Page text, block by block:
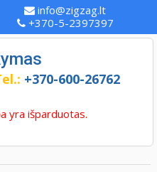
info@zigzag.lt
+370-5-2397397
+370-600-26762
yra išparduotas.